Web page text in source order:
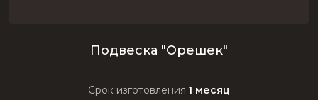
Подвеска "Орешек"
Срок изготовления:1 месяц